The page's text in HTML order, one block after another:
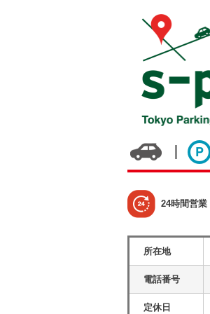
24時間営業
所在地
電話番号
定休日